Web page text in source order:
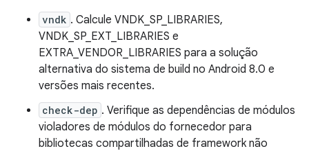
vndk . Calcule VNDK_SP_LIBRARIES,
VNDK_SP_EXT_LIBRARIES e
EXTRA_VENDOR_LIBRARIES para a solução
alternativa do sistema de build no Android 8.0 e
versões mais recentes.
check-dep . Verifique as dependências de módulos
violadores de módulos do fornecedor para
bibliotecas compartilhadas de framework não